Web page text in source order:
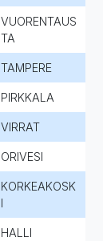
VUORENTAUS
TA
TAMPERE
PIRKKALA
VIRRAT
ORIVESI
KORKEAKOSK
HALLI